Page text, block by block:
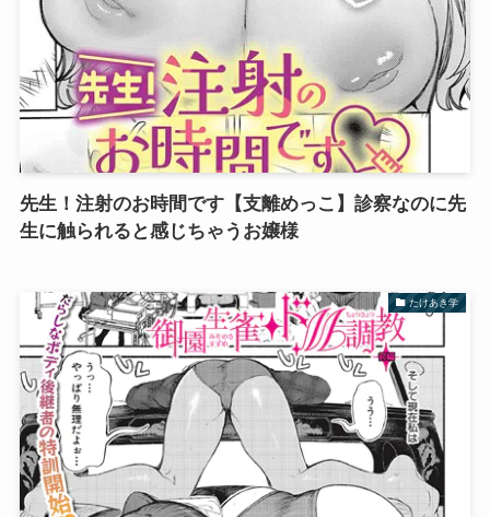
先生！注射のお時間です【支離めっこ】診察なのに先
生に触られると感じちゃうお嬢様
たけあき学